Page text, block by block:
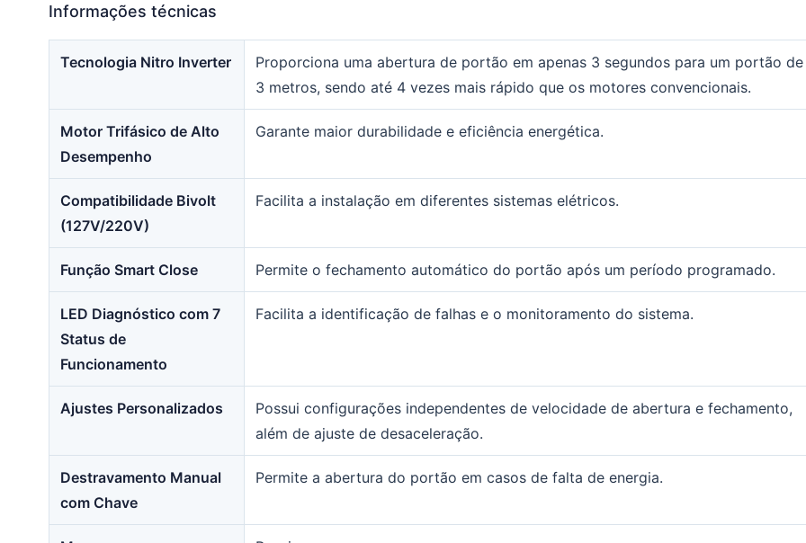
Informações técnicas
Tecnologia Nitro Inverter
Proporciona uma abertura de portão em apenas 3 segundos para um portão de
3 metros, sendo até 4 vezes mais rápido que os motores convencionais.
Motor Trifásico de Alto
Desempenho
Garante maior durabilidade e eficiência energética.
Compatibilidade Bivolt
(127V/220V)
Facilita a instalação em diferentes sistemas elétricos.
Função Smart Close Permite o fechamento automático do portão após um período programado.
LED Diagnóstico com 7
Status de
Funcionamento
Facilita a identificação de falhas e o monitoramento do sistema.
Ajustes Personalizados
Possui configurações independentes de velocidade de abertura e fechamento,
além de ajuste de desaceleração.
Destravamento Manual
com Chave
Permite a abertura do portão em casos de falta de energia.